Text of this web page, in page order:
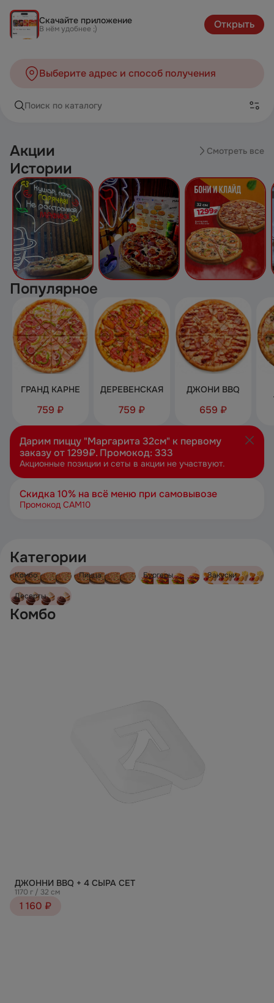
Скачайте приложение
В нём удобнее ;) Открыть
Выберите адрес и способ получения
Поиск по каталогу
Акции Смотреть все
Истории
Популярное
ГРАНД КАРНЕ
759 ₽
ДЕРЕВЕНСКАЯ
759 ₽
ДЖОНИ BBQ
659 ₽
Дарим пиццу "Маргарита 32см" к первому
заказу от 1299₽. Промокод: 333
Акционные позиции и сеты в акции не участвуют.
Скидка 10% на всё меню при самовывозе
Промокод САМ10
Категории
Комбо Пицца Бургеры Закуски
Десерты
Комбо
ДЖОННИ ВВQ + 4 СЫРА СЕТ
1170 г / 32 см
1 160 ₽